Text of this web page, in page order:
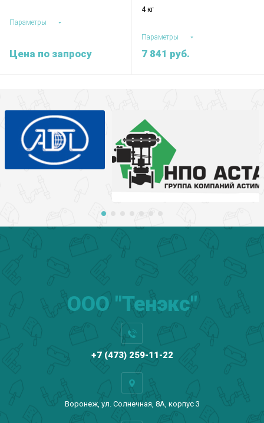
Параметры
Цена по запросу
4 кг
Параметры
7 841 руб.
ООО "Тенэкс"
+7 (473) 259-11-22
Воронеж, ул. Солнечная, 8А, корпус 3